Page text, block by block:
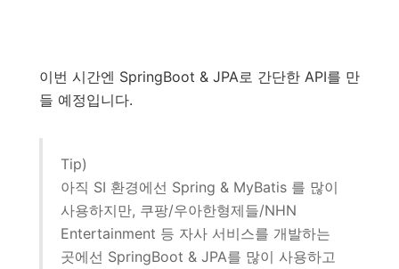
이번 시간엔 SpringBoot & JPA로 간단한 API를 만
들 예정입니다.
Tip)
아직 SI 환경에선 Spring & MyBatis 를 많이
사용하지만, 쿠팡/우아한형제들/NHN
Entertainment 등 자사 서비스를 개발하는
곳에선 SpringBoot & JPA를 많이 사용하고